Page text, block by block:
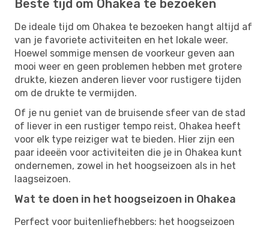
Beste tijd om Ohakea te bezoeken
De ideale tijd om Ohakea te bezoeken hangt altijd af
van je favoriete activiteiten en het lokale weer.
Hoewel sommige mensen de voorkeur geven aan
mooi weer en geen problemen hebben met grotere
drukte, kiezen anderen liever voor rustigere tijden
om de drukte te vermijden.
Of je nu geniet van de bruisende sfeer van de stad
of liever in een rustiger tempo reist, Ohakea heeft
voor elk type reiziger wat te bieden. Hier zijn een
paar ideeën voor activiteiten die je in Ohakea kunt
ondernemen, zowel in het hoogseizoen als in het
laagseizoen.
Wat te doen in het hoogseizoen in Ohakea
Perfect voor buitenliefhebbers: het hoogseizoen